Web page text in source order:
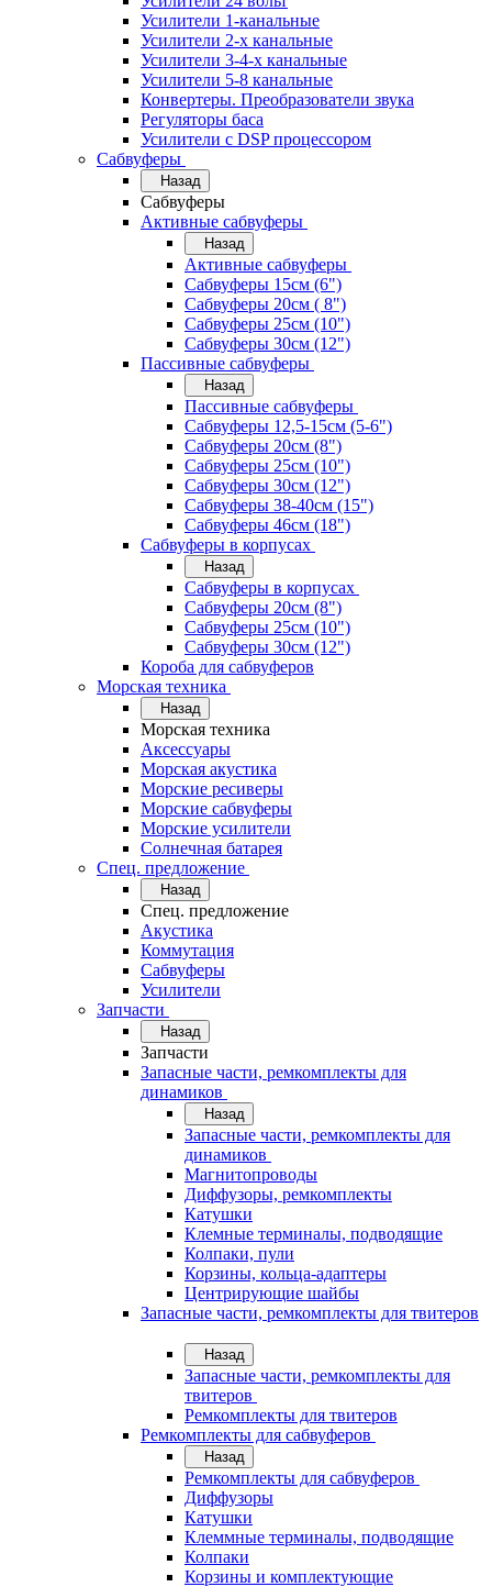
Усилители 1-канальные
Усилители 2-х канальные
Усилители 3-4-х канальные
Усилители 5-8 канальные
Конвертеры. Преобразователи звука
Регуляторы баса
Усилители с DSP процессором
Сабвуферы
Назад
Сабвуферы
Активные сабвуферы
Назад
Активные сабвуферы
Сабвуферы 15см (6")
Сабвуферы 20см ( 8")
Сабвуферы 25см (10")
Сабвуферы 30см (12")
Пассивные сабвуферы
Назад
Пассивные сабвуферы
Сабвуферы 12,5-15см (5-6")
Сабвуферы 20см (8")
Сабвуферы 25см (10")
Сабвуферы 30см (12")
Сабвуферы 38-40см (15")
Сабвуферы 46см (18")
Сабвуферы в корпусах
Назад
Сабвуферы в корпусах
Сабвуферы 20см (8")
Сабвуферы 25см (10")
Сабвуферы 30см (12")
Короба для сабвуферов
Морская техника
Назад
Морская техника
Аксессуары
Морская акустика
Морские ресиверы
Морские сабвуферы
Морские усилители
Солнечная батарея
Спец. предложение
Назад
Спец. предложение
Акустика
Коммутация
Сабвуферы
Усилители
Запчасти
Назад
Запчасти
Запасные части, ремкомплекты для
динамиков
Назад
Запасные части, ремкомплекты для
динамиков
Магнитопроводы
Диффузоры, ремкомплекты
Катушки
Клемные терминалы, подводящие
Колпаки, пули
Корзины, кольца-адаптеры
Центрирующие шайбы
Запасные части, ремкомплекты для твитеров
Назад
Запасные части, ремкомплекты для
твитеров
Ремкомплекты для твитеров
Ремкомплекты для сабвуферов
Назад
Ремкомплекты для сабвуферов
Диффузоры
Катушки
Клеммные терминалы, подводящие
Колпаки
Корзины и комплектующие